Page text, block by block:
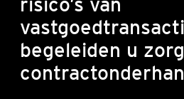
begeleiden u